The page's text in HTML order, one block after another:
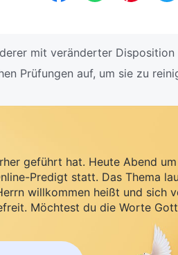
mit veränderter Disposition
Prüfungen auf, um sie zu
geführt hat. Heute Abend
Predigt statt. Das Thema
willkommen heißt und sich
Möchtest du die Worte